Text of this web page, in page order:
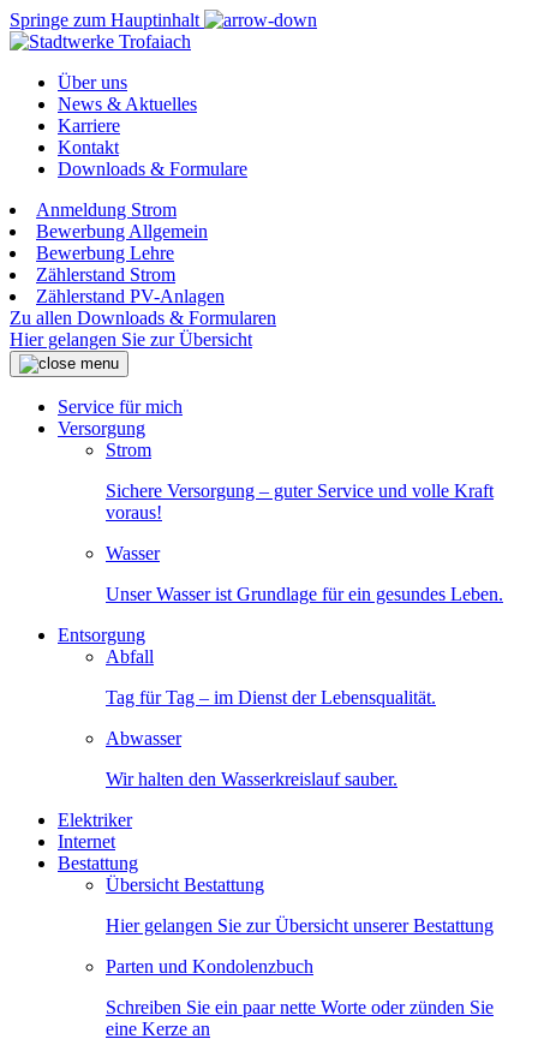
Springe zum Hauptinhalt
Über uns
News & Aktuelles
Karriere
Kontakt
Downloads & Formulare
Anmeldung Strom
Bewerbung Allgemein
Bewerbung Lehre
Zählerstand Strom
Zählerstand PV-Anlagen
Zu allen Downloads & Formularen
Hier gelangen Sie zur Übersicht
Service für mich
Versorgung
Strom
Sichere Versorgung – guter Service und volle Kraft
voraus!
Wasser
Unser Wasser ist Grundlage für ein gesundes Leben.
Entsorgung
Abfall
Tag für Tag – im Dienst der Lebensqualität.
Abwasser
Wir halten den Wasserkreislauf sauber.
Elektriker
Internet
Bestattung
Übersicht Bestattung
Hier gelangen Sie zur Übersicht unserer Bestattung
Parten und Kondolenzbuch
Schreiben Sie ein paar nette Worte oder zünden Sie
eine Kerze an